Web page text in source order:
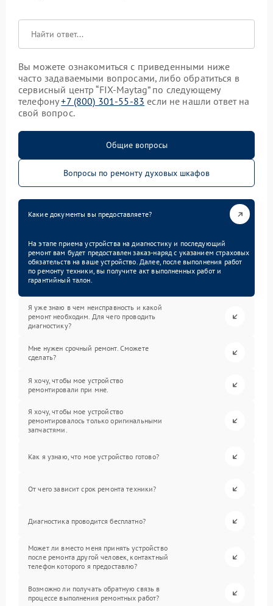
Вы можете ознакомиться с приведенными ниже
часто задаваемыми вопросами, либо обратиться в
сервисный центр “FIX-Maytag” по следующему
телефону+7 (800) 301-55-83 если не нашли ответ на
свой вопрос.
Общие вопросы
Вопросы по ремонту духовых шкафов
Какие документы вы предоставляете?
На этапе приема устройства на диагностику и последующий
ремонт вам будет предоставлен заказ-наряд с указанием страховых
обязательств на ваше устройство. Далее, после выполнения работ
по ремонту техники, вы получите акт выполненных работ и
гарантийный талон.
Я уже знаю в чем неисправность и какой
ремонт необходим. Для чего проводить
диагностику?
Мне нужен срочный ремонт. Сможете
сделать?
Я хочу, чтобы мое устройство
ремонтировали при мне.
Я хочу, чтобы мое устройство
ремонтировалось только оригинальными
запчастями.
Как я узнаю, что мое устройство готово?
От чего зависит срок ремонта техники?
Диагностика проводится бесплатно?
Может ли вместо меня принять устройство
после ремонта другой человек, контактный
телефон которого я предоставлю?
Возможно ли получать обратную связь в
процессе выполнения ремонтных работ?